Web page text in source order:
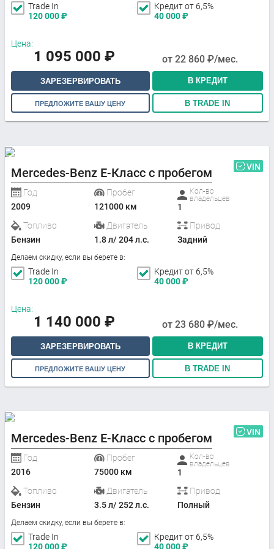
Trade In
120 000₽
Кредит от 6,5%
40 000₽
Цена:
1 095 000 ₽ от 22 860 ₽/мес.
ЗАРЕЗЕРВИРОВАТЬ В КРЕДИТ
ПРЕДЛОЖИТЕ ВАШУ ЦЕНУ В TRADE IN
Mercedes-Benz E-Класс с пробегом VIN
Год
2009
Пробег
121000 км
Кол-во
владельцев
1
Топливо
Бензин
Двигатель
1.8 л/ 204 л.с.
Привод
Задний
Делаем скидку, если вы берете в:
Trade In
120 000₽
Кредит от 6,5%
40 000₽
Цена:
1 140 000 ₽ от 23 680 ₽/мес.
ЗАРЕЗЕРВИРОВАТЬ В КРЕДИТ
ПРЕДЛОЖИТЕ ВАШУ ЦЕНУ В TRADE IN
Mercedes-Benz E-Класс с пробегом VIN
Год
2016
Пробег
75000 км
Кол-во
владельцев
1
Топливо
Бензин
Двигатель
3.5 л/ 252 л.с.
Привод
Полный
Делаем скидку, если вы берете в:
Trade In
120 000₽
Кредит от 6,5%
40 000₽